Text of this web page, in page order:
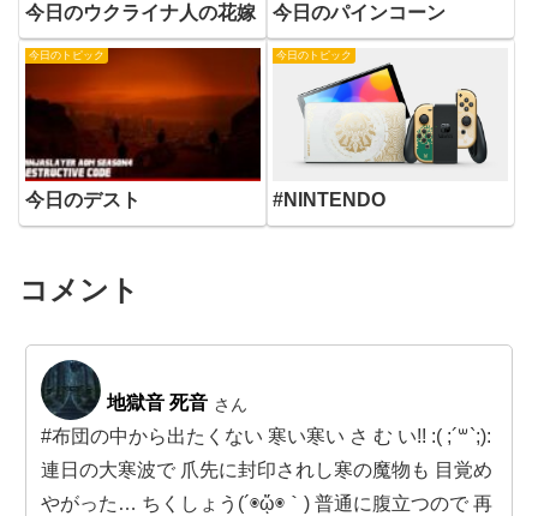
今日のウクライナ人の花嫁 今日のパインコーン
今日のトピック
今日のデスト
今日のトピック
#NINTENDO
コメント
地獄音 死音 さん
#布団の中から出たくない 寒い寒い さ む い!! :( ;´꒳`;):
連日の大寒波で 爪先に封印されし寒の魔物も 目覚め
やがった… ちくしょう(´◉ᾥ◉｀) 普通に腹立つので 再